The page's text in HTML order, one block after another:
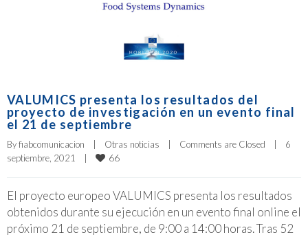
VALUMICS presenta los resultados del
proyecto de investigación en un evento final
el 21 de septiembre
By fiabcomunicacion Otras noticias Comments are Closed
6
septiembre, 2021
66
El proyecto europeo VALUMICS presenta los resultados
obtenidos durante su ejecución en un evento final online el
próximo 21 de septiembre, de 9:00 a 14:00 horas. Tras 52